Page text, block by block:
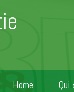
Home Qui